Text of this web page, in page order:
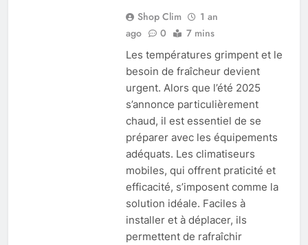
Shop Clim
1 an
ago
0 7 mins
Les températures grimpent et le
besoin de fraîcheur devient
urgent. Alors que l’été 2025
s’annonce particulièrement
chaud, il est essentiel de se
préparer avec les équipements
adéquats. Les climatiseurs
mobiles, qui offrent praticité et
efficacité, s’imposent comme la
solution idéale. Faciles à
installer et à déplacer, ils
permettent de rafraîchir